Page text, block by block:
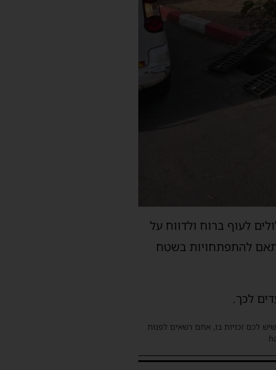
לעוף ברוח ולדווח על
להתפתחויות בשטח
לכך.
שיש לכם זכויות בו, אתם רשאים לפנות